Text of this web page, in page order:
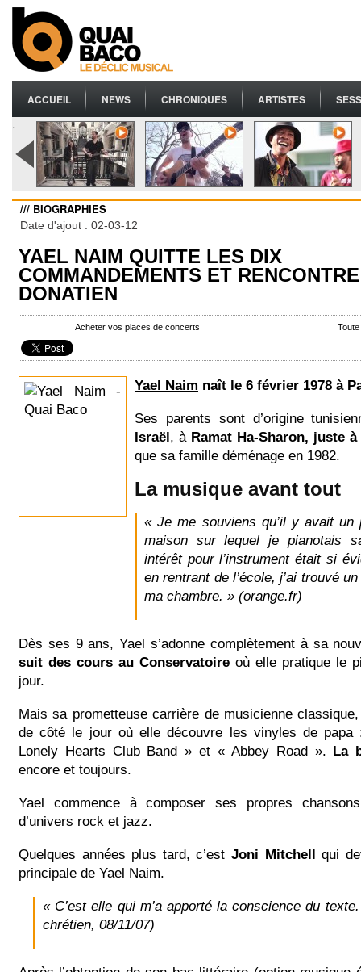
ACCUEIL NEWS CHRONIQUES ARTISTES
.
/// BIOGRAPHIES
Date d'ajout : 02-03-12
YAEL NAIM QUITTE LES DIX
COMMANDEMENTS ET
DONATIEN
Acheter vos places de concerts
Yael Naim naît le 6 février 1978 à
Ses parents sont d’origine
Israël, à Ramat Ha-Sharon, juste
que sa famille déménage en 1982.
La musique avant tout
« Je me souviens qu’il y avait un
maison sur lequel je pianotais
intérêt pour l’instrument était si
en rentrant de l’école, j’ai trouvé
ma chambre. » (orange.fr)
Dès ses 9 ans, Yael s’adonne complètement à sa
suit des cours au Conservatoire où elle pratique le
jour.
Mais sa prometteuse carrière de musicienne
de côté le jour où elle découvre les vinyles de papa
Lonely Hearts Club Band » et « Abbey Road ». La
encore et toujours.
Yael commence à composer ses propres
d’univers rock et jazz.
Quelques années plus tard, c’est Joni Mitchell qui
principale de Yael Naim.
« C’est elle qui m’a apporté la conscience du
chrétien, 08/11/07)